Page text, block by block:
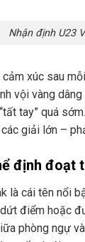
Nhận định U23
xúc sau
vội vàng
tay” quá
giải lớn –
định đoạt
là cái tên nổi
điểm hoặc
phòng ngự